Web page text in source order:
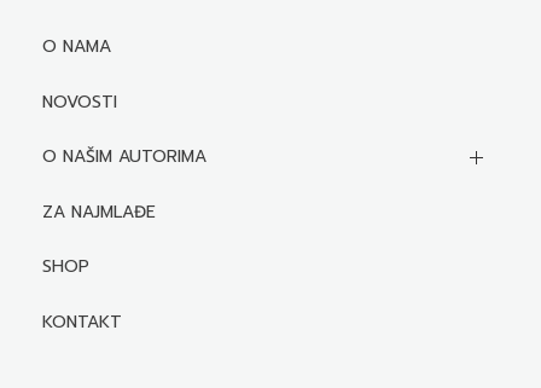
O NAMA
NOVOSTI
O NAŠIM AUTORIMA
Biografije autora
Mediji o autorima i njihovim naslovima
ZA NAJMLAĐE
SHOP
KONTAKT